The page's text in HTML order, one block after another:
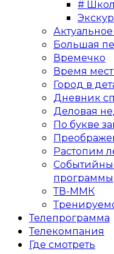
#
Большая
Времечко
Время
Город в
Дневник
Деловая
По букве
Растопим
программы
ТВ-ММК
Телепрограмма
Телекомпания
Где смотреть